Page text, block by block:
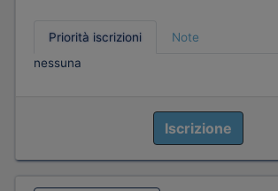
Priorità iscrizioni
Note
nessuna
Iscrizione